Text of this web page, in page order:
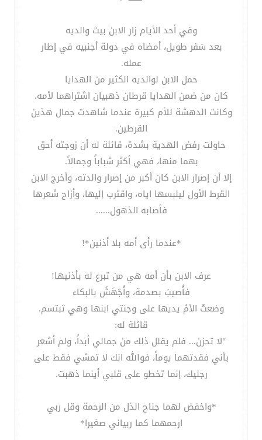
وفي أحد الأيام زار الابن بيت والديه
بعد سَفر طويل، أمضاه في دولة أجنبيه في إطار
عمله.
حمل الابن لوالديه الكثير من الهدايا
كان من ضمن الهدايا قرطان ذهبيان اشتراهما لأمه.
وكانت الدهشة للأم كبيرة عندما شاهدت جمال هذين
القرطين.
حاولت رفض الهدية بشدة، قائلة له أن زوجته أحق
بهما منها، فهي أكثر شباباً وجمالاً.
إلا أن إصرار الابن كان أكبر من إصرار والدته، وأخرج الابن
القرط الأول ليلبسها اياه، واقترب إليها، وأزاح شعرها
فأصابه الذهول......
*عندما رأى أمه بلا أذنين*!
عرف الابن بأن أمه هي من تبرع له بأذنيها!
فأُصيبَ بصدمة، وأَجْهَشَ بالبكاء
وضعتْ الأمُ يديها على وجنتي ابنها وهي تبتسم.
قائلة له:
"لا تحزن... فلم يقلل ذلك من جمالي أبداً، ولم أشعر
بأني فقدتهما يوماً، فوالله انك لا تمشي فقط على
رجليك، إنما تخطو على قلبي أينما ذهبت.
*واخفض لهما جناح الذل من الرحمة وقل ربي
ارحمهما كما ربياني صغيرا*